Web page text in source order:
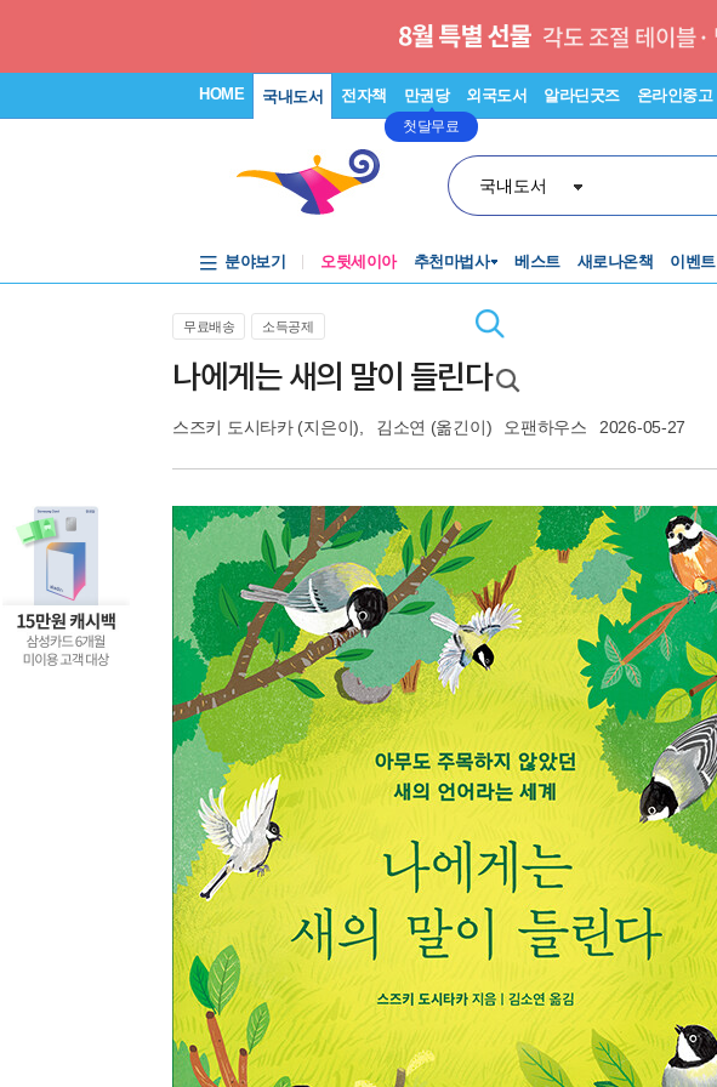
HOME 국내도서 전자책 만권당
첫달무료
외국도서 알라딘굿즈 온라인중고
국내도서
분야보기 오뒷세이아 추천마법사 베스트 새로나온책 이벤트
무료배송 소득공제
나에게는 새의 말이 들린다
스즈키 도시타카(지은이), 김소연 (옮긴이) 오팬하우스 2026-05-27